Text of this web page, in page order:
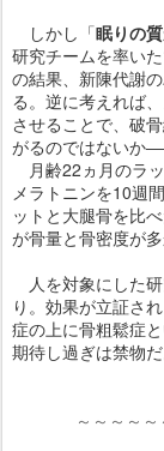
しかし「眠りの
研究チームを率い
の結果、新陳代謝
る。逆に考えれば
させることで、破
がるのではないか
月齢22ヵ月のラ
メラトニンを10週
ットと大腿骨を比
が骨量と骨密度が多
人を対象にした
り。効果が立証さ
症の上に骨粗鬆症
期待し過ぎは禁物だ
～～～～